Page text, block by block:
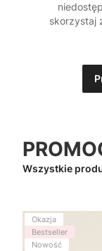
skorzystaj
Wszystkie
Okazja
Bestseller
Nowość